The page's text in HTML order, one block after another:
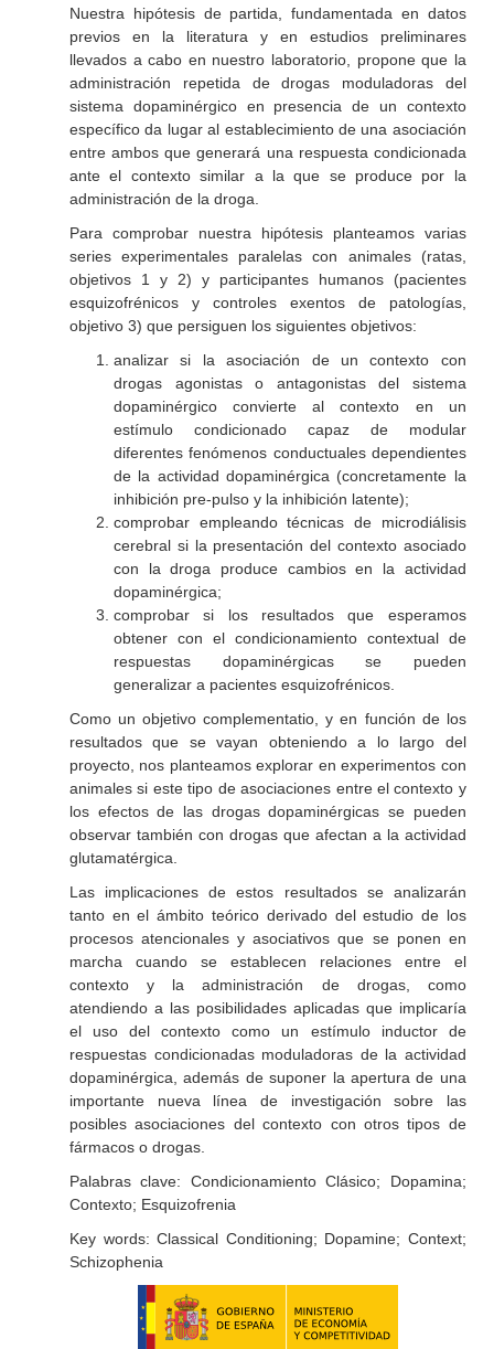
Nuestra hipótesis de partida, fundamentada en datos
previos en la literatura y en estudios preliminares
llevados a cabo en nuestro laboratorio, propone que la
administración repetida de drogas moduladoras del
sistema dopaminérgico en presencia de un contexto
específico da lugar al establecimiento de una asociación
entre ambos que generará una respuesta condicionada
ante el contexto similar a la que se produce por la
administración de la droga.
Para comprobar nuestra hipótesis planteamos varias
series experimentales paralelas con animales (ratas,
objetivos 1 y 2) y participantes humanos (pacientes
esquizofrénicos y controles exentos de patologías,
objetivo 3) que persiguen los siguientes objetivos:
analizar si la asociación de un contexto con
drogas agonistas o antagonistas del sistema
dopaminérgico convierte al contexto en un
estímulo condicionado capaz de modular
diferentes fenómenos conductuales dependientes
de la actividad dopaminérgica (concretamente la
inhibición pre-pulso y la inhibición latente);
comprobar empleando técnicas de microdiálisis
cerebral si la presentación del contexto asociado
con la droga produce cambios en la actividad
dopaminérgica;
comprobar si los resultados que esperamos
obtener con el condicionamiento contextual de
respuestas dopaminérgicas se pueden
generalizar a pacientes esquizofrénicos.
Como un objetivo complementatio, y en función de los
resultados que se vayan obteniendo a lo largo del
proyecto, nos planteamos explorar en experimentos con
animales si este tipo de asociaciones entre el contexto y
los efectos de las drogas dopaminérgicas se pueden
observar también con drogas que afectan a la actividad
glutamatérgica.
Las implicaciones de estos resultados se analizarán
tanto en el ámbito teórico derivado del estudio de los
procesos atencionales y asociativos que se ponen en
marcha cuando se establecen relaciones entre el
contexto y la administración de drogas, como
atendiendo a las posibilidades aplicadas que implicaría
el uso del contexto como un estímulo inductor de
respuestas condicionadas moduladoras de la actividad
dopaminérgica, además de suponer la apertura de una
importante nueva línea de investigación sobre las
posibles asociaciones del contexto con otros tipos de
fármacos o drogas.
Palabras clave: Condicionamiento Clásico; Dopamina;
Contexto; Esquizofrenia
Key words: Classical Conditioning; Dopamine; Context;
Schizophenia